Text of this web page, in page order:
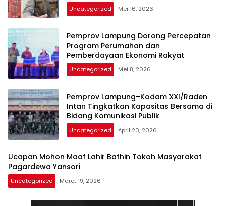
Uncategorized Mei 16, 2026
Pemprov Lampung Dorong Percepatan
Program Perumahan dan
Pemberdayaan Ekonomi Rakyat
Uncategorized Mei 8, 2026
Pemprov Lampung–Kodam XXI/Raden
Intan Tingkatkan Kapasitas Bersama di
Bidang Komunikasi Publik
Uncategorized April 20, 2026
Ucapan Mohon Maaf Lahir Bathin Tokoh Masyarakat
Pagardewa Yansori
Uncategorized Maret 19, 2026